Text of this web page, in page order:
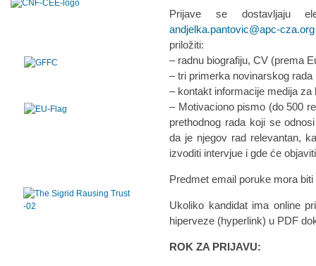
Prijave se dostavljaju
andjelka.pantovic@apc-cza.org
priložiti:
– radnu biografiju, CV (prema
– tri primerka novinarskog rada
– kontakt informacije medija za
– Motivaciono pismo (do 500
prethodnog rada koji se
da je njegov rad relevantan,
izvoditi intervjue i gde će
Predmet email poruke mora
Ukoliko kandidat ima online
hiperveze (hyperlink) u PDF
ROK ZA PRIJAVU: